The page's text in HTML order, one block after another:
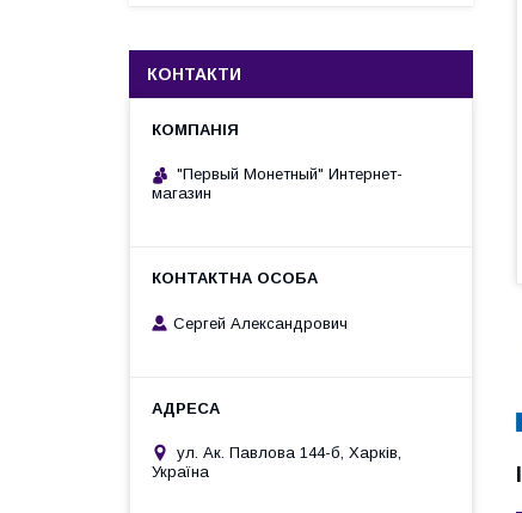
КОНТАКТИ
"Первый Монетный" Интернет-
магазин
Сергей Александрович
ул. Ак. Павлова 144-б, Харків,
Україна